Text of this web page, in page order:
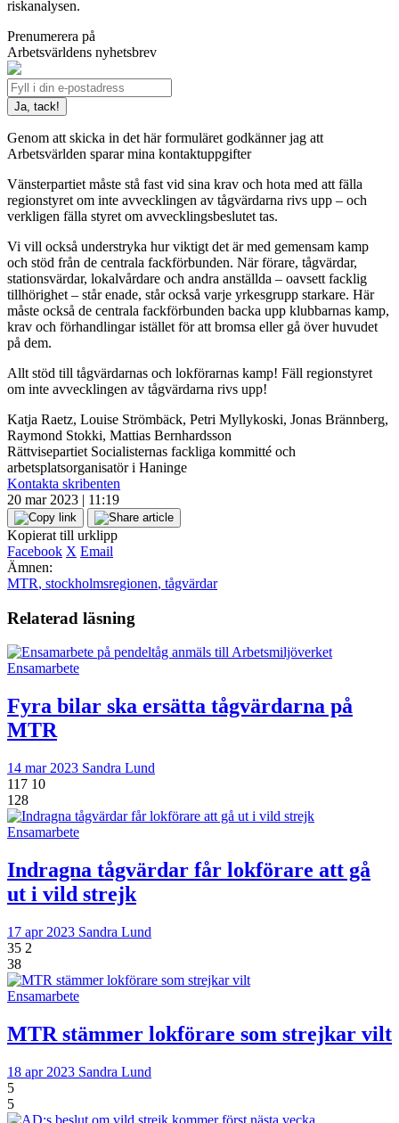
riskanalysen.
Prenumerera på
Arbetsvärldens nyhetsbrev
Genom att skicka in det här formuläret godkänner jag att
Arbetsvärlden sparar mina kontaktuppgifter
Vänsterpartiet måste stå fast vid sina krav och hota med att fälla
regionstyret om inte avvecklingen av tågvärdarna rivs upp – och
verkligen fälla styret om avvecklingsbeslutet tas.
Vi vill också understryka hur viktigt det är med gemensam kamp
och stöd från de centrala fackförbunden. När förare, tågvärdar,
stationsvärdar, lokalvårdare och andra anställda – oavsett facklig
tillhörighet – står enade, står också varje yrkesgrupp starkare. Här
måste också de centrala fackförbunden backa upp klubbarnas kamp,
krav och förhandlingar istället för att bromsa eller gå över huvudet
på dem.
Allt stöd till tågvärdarnas och lokförarnas kamp! Fäll regionstyret
om inte avvecklingen av tågvärdarna rivs upp!
Katja Raetz, Louise Strömbäck, Petri Myllykoski, Jonas Brännberg,
Raymond Stokki, Mattias Bernhardsson
Rättvisepartiet Socialisternas fackliga kommitté och
arbetsplatsorganisatör i Haninge
Kontakta skribenten
20 mar 2023 | 11:19
Kopierat till urklipp
Facebook X Email
Ämnen:
MTR, stockholmsregionen, tågvärdar
Relaterad läsning
Ensamarbete
Fyra bilar ska ersätta tågvärdarna på
MTR
14 mar 2023 Sandra Lund
117 10
128
Ensamarbete
Indragna tågvärdar får lokförare att gå
ut i vild strejk
17 apr 2023 Sandra Lund
35 2
38
Ensamarbete
MTR stämmer lokförare som strejkar vilt
18 apr 2023 Sandra Lund
5
5